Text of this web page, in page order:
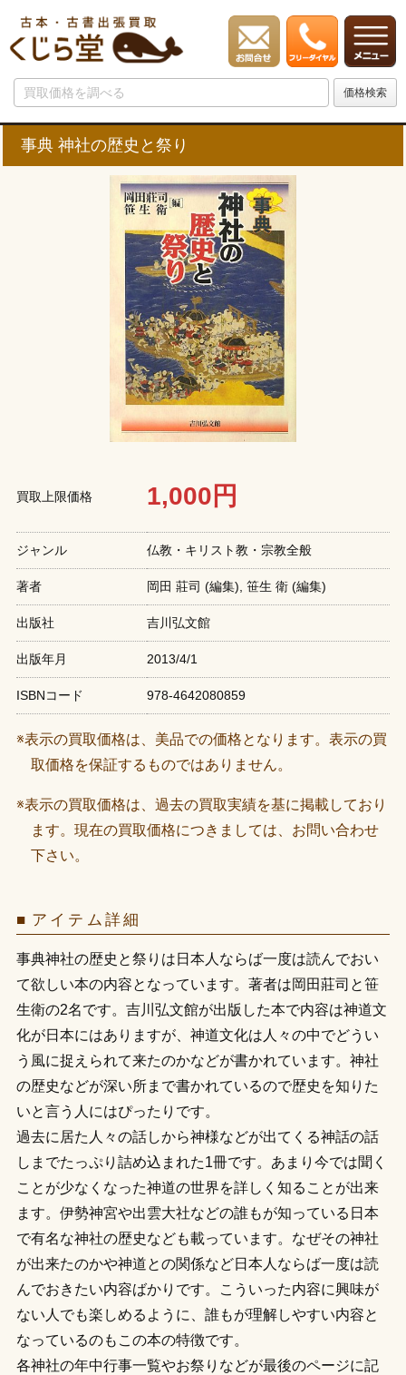
事典 神社の歴史と祭り
買取上限価格 1,000円
ジャンル 仏教・キリスト教・宗教全般
著者 岡田 莊司 (編集), 笹生 衛 (編集)
出版社 吉川弘文館
出版年月 2013/4/1
ISBNコード 978-4642080859
※表示の買取価格は、美品での価格となります。表示の買
取価格を保証するものではありません。
※表示の買取価格は、過去の買取実績を基に掲載しており
ます。現在の買取価格につきましては、お問い合わせ
下さい。
アイテム詳細
事典神社の歴史と祭りは日本人ならば一度は読んでおい
て欲しい本の内容となっています。著者は岡田莊司と笹
生衛の2名です。吉川弘文館が出版した本で内容は神道文
化が日本にはありますが、神道文化は人々の中でどうい
う風に捉えられて来たのかなどが書かれています。神社
の歴史などが深い所まで書かれているので歴史を知りた
いと言う人にはぴったりです。
過去に居た人々の話しから神様などが出てくる神話の話
しまでたっぷり詰め込まれた1冊です。あまり今では聞く
ことが少なくなった神道の世界を詳しく知ることが出来
ます。伊勢神宮や出雲大社などの誰もが知っている日本
で有名な神社の歴史なども載っています。なぜその神社
が出来たのかや神道との関係など日本人ならば一度は読
んでおきたい内容ばかりです。こういった内容に興味が
ない人でも楽しめるように、誰もが理解しやすい内容と
なっているのもこの本の特徴です。
各神社の年中行事一覧やお祭りなどが最後のページに記